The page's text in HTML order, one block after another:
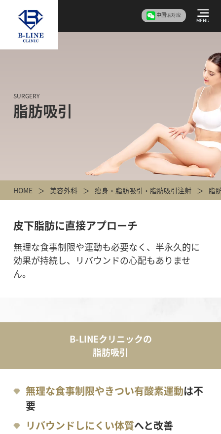
中国语对应
SURGERY
脂肪吸引
HOME 美容外科 痩身・脂肪吸引・脂肪吸引注射 脂
皮下脂肪に直接アプローチ
無理な食事制限や運動も必要なく、半永久的に
効果が持続し、リバウンドの心配もありませ
ん。
B-LINEクリニックの
脂肪吸引
無理な食事制限やきつい有酸素運動は不
要
リバウンドしにくい体質へと改善